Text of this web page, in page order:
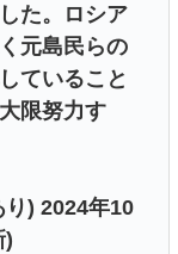
た。ロシア
元島民らの
ていること
限努力す
) 2024年10
)